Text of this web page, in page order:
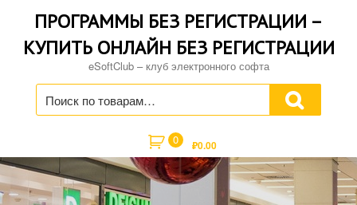
ПРОГРАММЫ БЕЗ РЕГИСТРАЦИИ –
КУПИТЬ ОНЛАЙН БЕЗ РЕГИСТРАЦИИ
eSoftClub – клуб электронного софта
Искать:
0 ₽0.00